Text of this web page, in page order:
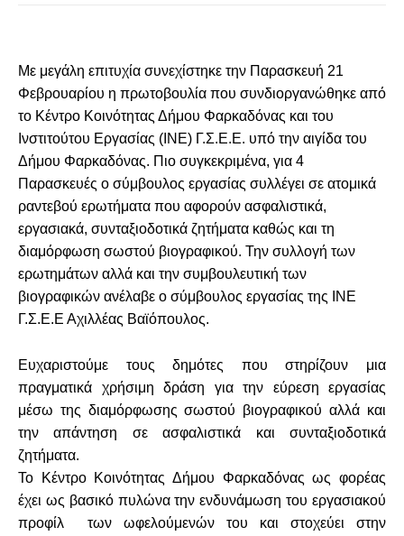
Με μεγάλη επιτυχία συνεχίστηκε την Παρασκευή 21
Φεβρουαρίου η πρωτοβουλία που συνδιοργανώθηκε από
το Κέντρο Κοινότητας Δήμου Φαρκαδόνας και του
Ινστιτούτου Εργασίας (ΙΝΕ) Γ.Σ.Ε.Ε. υπό την αιγίδα του
Δήμου Φαρκαδόνας. Πιο συγκεκριμένα, για 4
Παρασκευές ο σύμβουλος εργασίας συλλέγει σε ατομικά
ραντεβού ερωτήματα που αφορούν ασφαλιστικά,
εργασιακά, συνταξιοδοτικά ζητήματα καθώς και τη
διαμόρφωση σωστού βιογραφικού. Την συλλογή των
ερωτημάτων αλλά και την συμβουλευτική των
βιογραφικών ανέλαβε ο σύμβουλος εργασίας της ΙΝΕ
Γ.Σ.Ε.Ε Αχιλλέας Βαϊόπουλος.
Ευχαριστούμε τους δημότες που στηρίζουν μια
πραγματικά χρήσιμη δράση για την εύρεση εργασίας
μέσω της διαμόρφωσης σωστού βιογραφικού αλλά και
την απάντηση σε ασφαλιστικά και συνταξιοδοτικά
ζητήματα.
Το Κέντρο Κοινότητας Δήμου Φαρκαδόνας ως φορέας
έχει ως βασικό πυλώνα την ενδυνάμωση του εργασιακού
προφίλ των ωφελούμενών του και στοχεύει στην